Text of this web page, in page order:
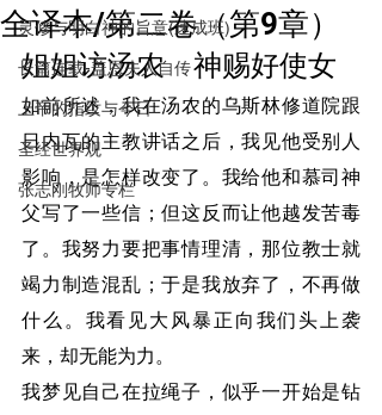
灵修与明白神的旨意(速成班)
长篇连载-盖恩夫人自传
上帝的指纹与今日
圣经世界观
张志刚牧师专栏
全译本/第二卷（第9章）
姐姐访汤农　神赐好使女
如前所述，我在汤农的乌斯林修道院跟
日内瓦的主教讲话之后，我见他受别人
影响，是怎样改变了。我给他和慕司神
父写了一些信；但这反而让他越发苦毒
了。我努力要把事情理清，那位教士就
竭力制造混乱；于是我放弃了，不再做
什么。我看见大风暴正向我们头上袭
来，却无能为力。
我梦见自己在拉绳子，似乎一开始是钻